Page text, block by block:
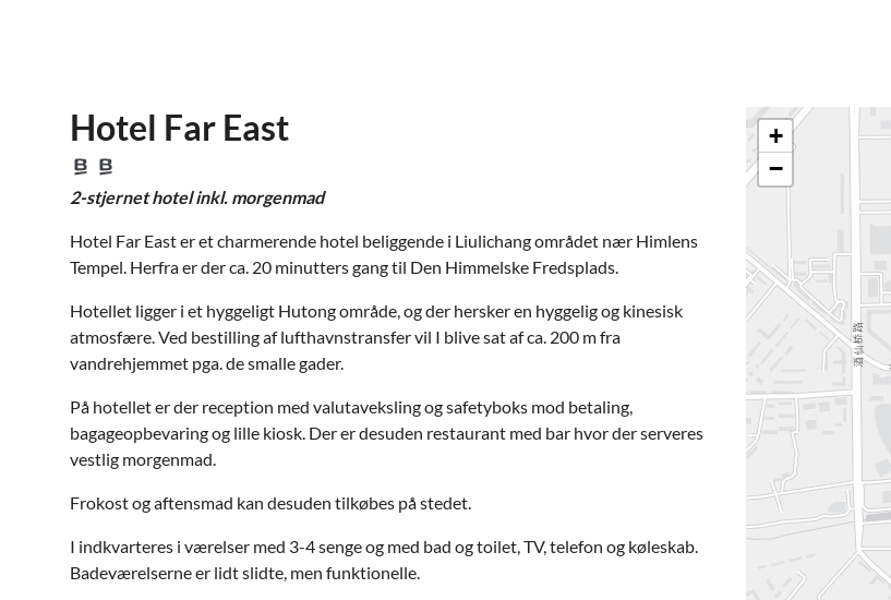
Hotel Far East
2-stjernet hotel inkl. morgenmad
Hotel Far East er et charmerende hotel beliggende i Liulichang området nær Himlens
Tempel. Herfra er der ca. 20 minutters gang til Den Himmelske Fredsplads.
Hotellet ligger i et hyggeligt Hutong område, og der hersker en hyggelig og kinesisk
atmosfære. Ved bestilling af lufthavnstransfer vil I blive sat af ca. 200 m fra
vandrehjemmet pga. de smalle gader.
På hotellet er der reception med valutaveksling og safetyboks mod betaling,
bagageopbevaring og lille kiosk. Der er desuden restaurant med bar hvor der serveres
vestlig morgenmad.
Frokost og aftensmad kan desuden tilkøbes på stedet.
I indkvarteres i værelser med 3-4 senge og med bad og toilet, TV, telefon og køleskab.
Badeværelserne er lidt slidte, men funktionelle.
+
−